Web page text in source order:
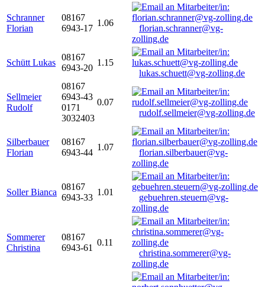
Schranner
Florian
08167
6943-17
1.06
florian.schranner@vg-
zolling.de
Schütt Lukas
08167
6943-20
1.15
lukas.schuett@vg-zolling.de
Sellmeier
Rudolf
08167
6943-43
0171
3032403
0.07
rudolf.sellmeier@vg-zolling.de
Silberbauer
Florian
08167
6943-44
1.07
florian.silberbauer@vg-
zolling.de
Soller Bianca
08167
6943-33
1.01
gebuehren.steuern@vg-
zolling.de
Sommerer
Christina
08167
6943-61
0.11
christina.sommerer@vg-
zolling.de